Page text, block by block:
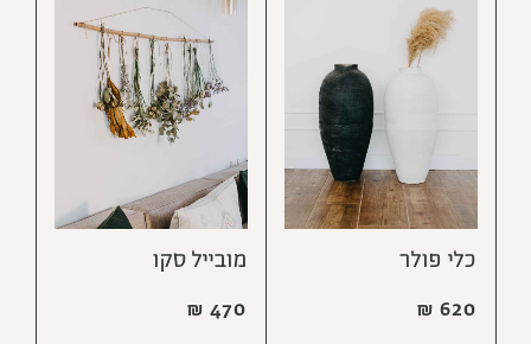
כלי פולר
₪ 620
מובייל סקו
₪ 470